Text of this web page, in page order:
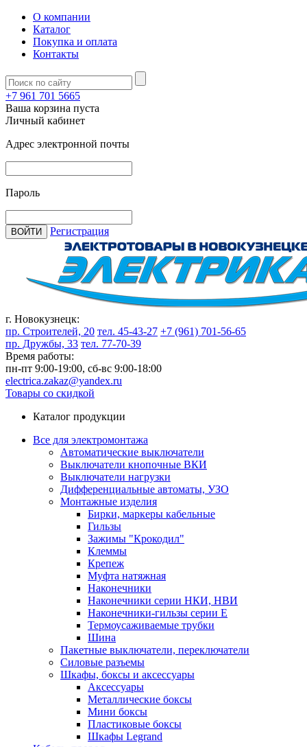
О компании
Каталог
Покупка и оплата
Контакты
+7 961 701 5665
Ваша корзина пуста
Личный кабинет
Адрес электронной почты
Пароль
ВОЙТИ Регистрация
г. Новокузнецк:
пр. Строителей, 20 тел. 45-43-27 +7 (961) 701-56-65
пр. Дружбы, 33 тел. 77-70-39
Время работы:
пн-пт 9:00-19:00, сб-вс 9:00-18:00
electrica.zakaz@yandex.ru
Товары со скидкой
Каталог продукции
Все для электромонтажа
Автоматические выключатели
Выключатели кнопочные ВКИ
Выключатели нагрузки
Дифференциальные автоматы, УЗО
Монтажные изделия
Бирки, маркеры кабельные
Гильзы
Зажимы "Крокодил"
Клеммы
Крепеж
Муфта натяжная
Наконечники
Наконечники серии НКИ, НВИ
Наконечники-гильзы серии Е
Термоусаживаемые трубки
Шина
Пакетные выключатели, переключатели
Силовые разъемы
Шкафы, боксы и аксессуары
Аксессуары
Металлические боксы
Мини боксы
Пластиковые боксы
Шкафы Legrand